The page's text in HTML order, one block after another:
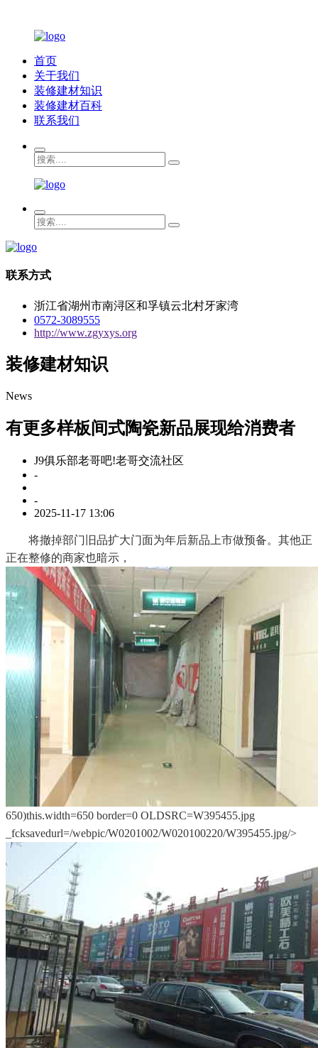
首页
关于我们
装修建材知识
装修建材百科
联系我们
联系方式
浙江省湖州市南浔区和孚镇云北村牙家湾
0572-3089555
http://www.zgyxys.org
装修建材知识
News
有更多样板间式陶瓷新品展现给消费者
J9俱乐部老哥吧!老哥交流社区
-
-
2025-11-17 13:06
将撤掉部门旧品扩大门面为年后新品上市做预备。其他正
正在整修的商家也暗示，
650)this.width=650 border=0 OLDSRC=W395455.jpg
_fcksavedurl=/webpic/W0201002/W020100220/W395455.jpg/>